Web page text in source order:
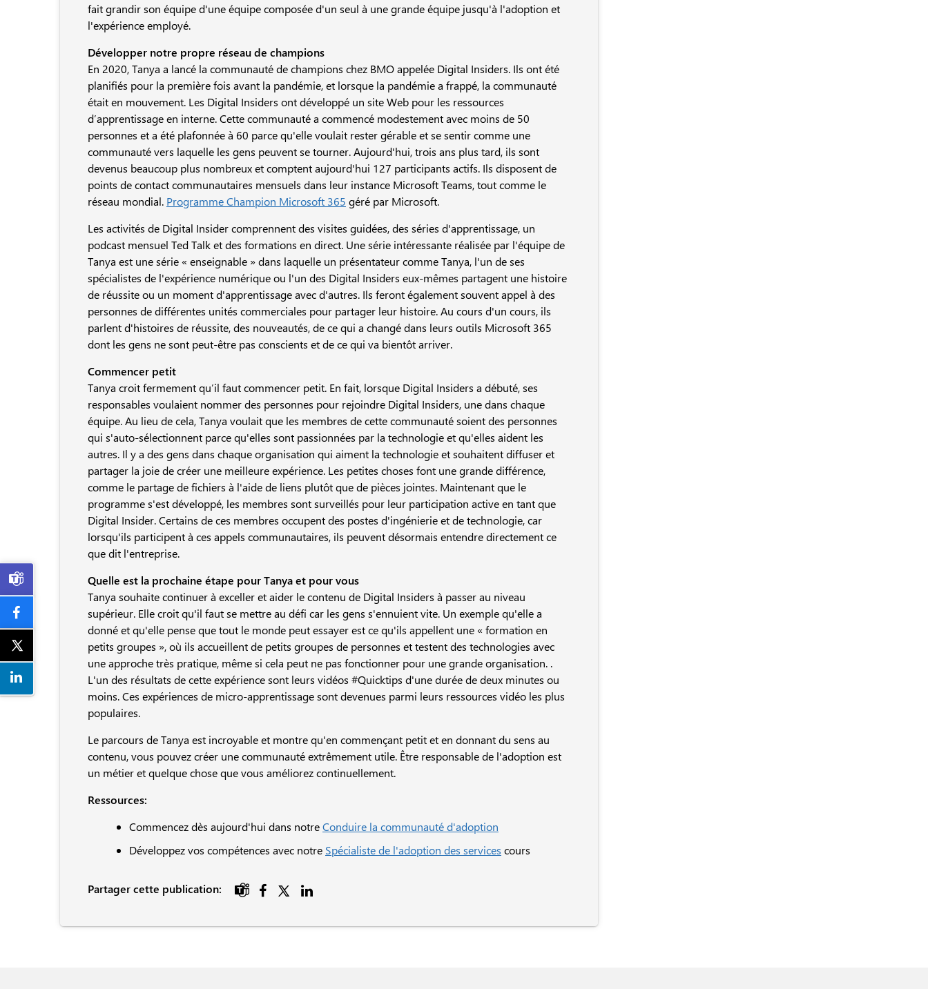
fait grandir son équipe d'une équipe composée d'un seul à une grande équipe jusqu'à l'adoption et
l'expérience employé.
Développer notre propre réseau de champions
En 2020, Tanya a lancé la communauté de champions chez BMO appelée Digital Insiders. Ils ont été
planifiés pour la première fois avant la pandémie, et lorsque la pandémie a frappé, la communauté
était en mouvement. Les Digital Insiders ont développé un site Web pour les ressources
d’apprentissage en interne. Cette communauté a commencé modestement avec moins de 50
personnes et a été plafonnée à 60 parce qu'elle voulait rester gérable et se sentir comme une
communauté vers laquelle les gens peuvent se tourner. Aujourd'hui, trois ans plus tard, ils sont
devenus beaucoup plus nombreux et comptent aujourd'hui 127 participants actifs. Ils disposent de
points de contact communautaires mensuels dans leur instance Microsoft Teams, tout comme le
réseau mondial. Programme Champion Microsoft 365 géré par Microsoft.
Les activités de Digital Insider comprennent des visites guidées, des séries d'apprentissage, un
podcast mensuel Ted Talk et des formations en direct. Une série intéressante réalisée par l'équipe de
Tanya est une série « enseignable » dans laquelle un présentateur comme Tanya, l'un de ses
spécialistes de l'expérience numérique ou l'un des Digital Insiders eux-mêmes partagent une histoire
de réussite ou un moment d'apprentissage avec d'autres. Ils feront également souvent appel à des
personnes de différentes unités commerciales pour partager leur histoire. Au cours d'un cours, ils
parlent d'histoires de réussite, des nouveautés, de ce qui a changé dans leurs outils Microsoft 365
dont les gens ne sont peut-être pas conscients et de ce qui va bientôt arriver.
Commencer petit
Tanya croit fermement qu’il faut commencer petit. En fait, lorsque Digital Insiders a débuté, ses
responsables voulaient nommer des personnes pour rejoindre Digital Insiders, une dans chaque
équipe. Au lieu de cela, Tanya voulait que les membres de cette communauté soient des personnes
qui s'auto-sélectionnent parce qu'elles sont passionnées par la technologie et qu'elles aident les
autres. Il y a des gens dans chaque organisation qui aiment la technologie et souhaitent diffuser et
partager la joie de créer une meilleure expérience. Les petites choses font une grande différence,
comme le partage de fichiers à l'aide de liens plutôt que de pièces jointes. Maintenant que le
programme s'est développé, les membres sont surveillés pour leur participation active en tant que
Digital Insider. Certains de ces membres occupent des postes d'ingénierie et de technologie, car
lorsqu'ils participent à ces appels communautaires, ils peuvent désormais entendre directement ce
que dit l'entreprise.
Quelle est la prochaine étape pour Tanya et pour vous
Tanya souhaite continuer à exceller et aider le contenu de Digital Insiders à passer au niveau
supérieur. Elle croit qu'il faut se mettre au défi car les gens s'ennuient vite. Un exemple qu'elle a
donné et qu'elle pense que tout le monde peut essayer est ce qu'ils appellent une « formation en
petits groupes », où ils accueillent de petits groupes de personnes et testent des technologies avec
une approche très pratique, même si cela peut ne pas fonctionner pour une grande organisation. .
L'un des résultats de cette expérience sont leurs vidéos #Quicktips d'une durée de deux minutes ou
moins. Ces expériences de micro-apprentissage sont devenues parmi leurs ressources vidéo les plus
populaires.
Le parcours de Tanya est incroyable et montre qu'en commençant petit et en donnant du sens au
contenu, vous pouvez créer une communauté extrêmement utile. Être responsable de l'adoption est
un métier et quelque chose que vous améliorez continuellement.
Ressources:
Commencez dès aujourd'hui dans notreConduire la communauté d'adoption
Développez vos compétences avec notre Spécialiste de l'adoption des services cours
Partager cette publication: 
